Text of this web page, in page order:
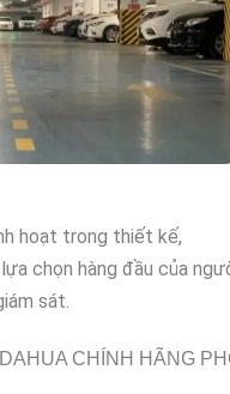
hoạt trong thiết kế,
chọn hàng đầu của
sát.
CHÍNH HÃNG